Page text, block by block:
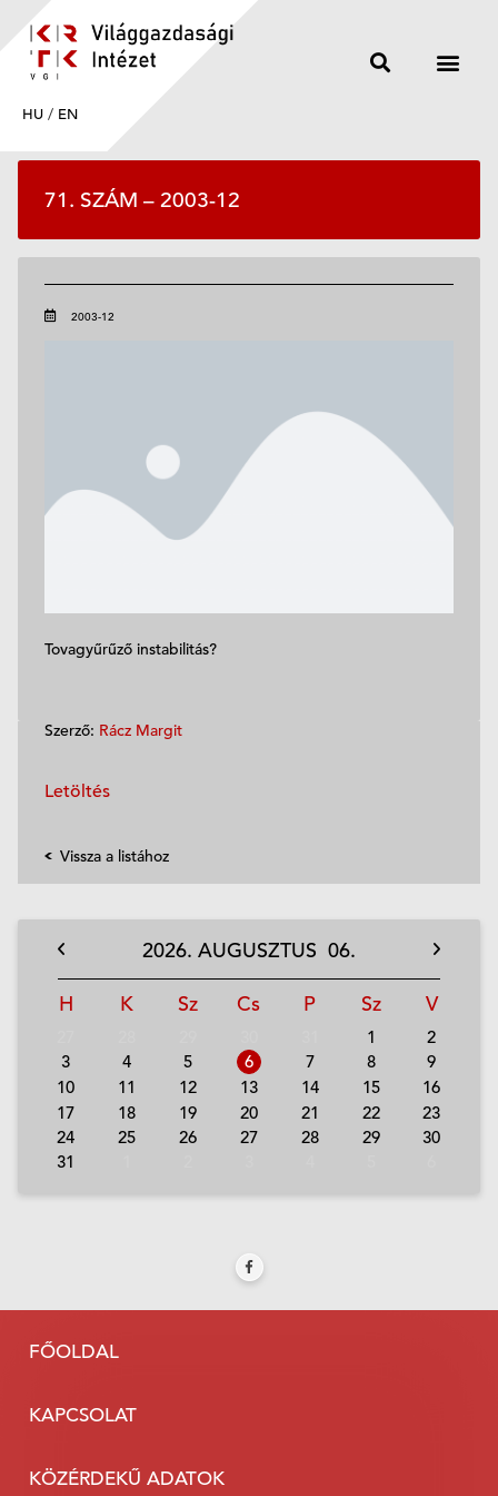
HU / EN
71. SZÁM – 2003-12
2003-12
Tovagyűrűző instabilitás?
Szerző: Rácz Margit
Letöltés
Vissza a listához
2026. AUGUSZTUS 06.
H K Sz Cs P Sz V
1
2
3
4 5 6 7 8
9
10
11 12 13 14 15
16
17
18 19 20 21 22
23
24
25 26 27 28 29
30
31
FŐOLDAL
KAPCSOLAT
KÖZÉRDEKŰ ADATOK